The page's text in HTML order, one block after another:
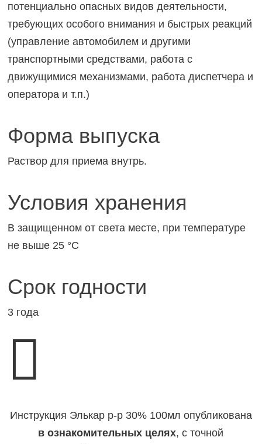
потенциально опасных видов деятельности,
требующих особого внимания и быстрых реакций
(управление автомобилем и другими
транспортными средствами, работа с
движущимися механизмами, работа диспетчера и
оператора и т.п.)
Форма выпуска
Раствор для приема внутрь.
Условия хранения
В защищенном от света месте, при температуре
не выше 25 °C
Срок годности
3 года

Инструкция Элькар р-р 30% 100мл опубликована
в ознакомительных целях, с точной